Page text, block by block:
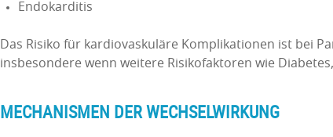
Endokarditis
Das Risiko für kardiovaskuläre Komplikationen ist bei
insbesondere wenn weitere Risikofaktoren wie
MECHANISMEN DER WECHSELWIRKUNG